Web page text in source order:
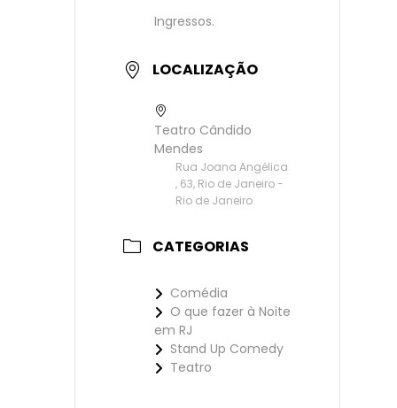
Ingressos.
LOCALIZAÇÃO
Teatro Cândido
Mendes
Rua Joana Angélica
, 63, Rio de Janeiro -
Rio de Janeiro
CATEGORIAS
Comédia
O que fazer à Noite
em RJ
Stand Up Comedy
Teatro